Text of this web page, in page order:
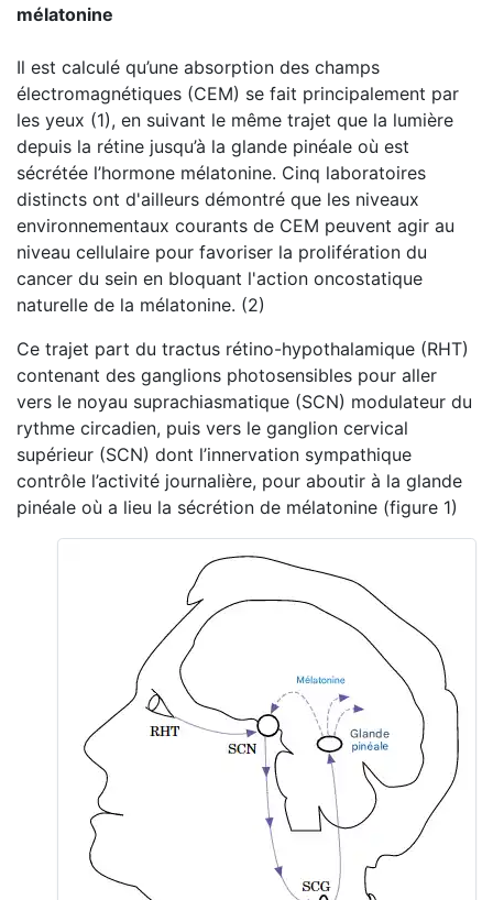
mélatonine
Il est calculé qu’une absorption des champs
électromagnétiques (CEM) se fait principalement par
les yeux (1), en suivant le même trajet que la lumière
depuis la rétine jusqu’à la glande pinéale où est
sécrétée l’hormone mélatonine. Cinq laboratoires
distincts ont d'ailleurs démontré que les niveaux
environnementaux courants de CEM peuvent agir au
niveau cellulaire pour favoriser la prolifération du
cancer du sein en bloquant l'action oncostatique
naturelle de la mélatonine. (2)
Ce trajet part du tractus rétino-hypothalamique (RHT)
contenant des ganglions photosensibles pour aller
vers le noyau suprachiasmatique (SCN) modulateur du
rythme circadien, puis vers le ganglion cervical
supérieur (SCN) dont l’innervation sympathique
contrôle l’activité journalière, pour aboutir à la glande
pinéale où a lieu la sécrétion de mélatonine (figure 1)